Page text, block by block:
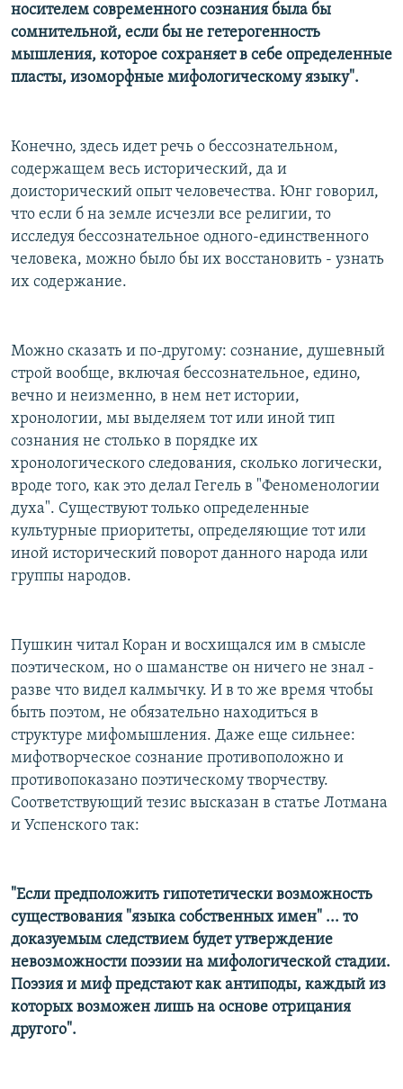
носителем современного сознания была бы
сомнительной, если бы не гетерогенность
мышления, которое сохраняет в себе определенные
пласты, изоморфные мифологическому языку".
Конечно, здесь идет речь о бессознательном,
содержащем весь исторический, да и
доисторический опыт человечества. Юнг говорил,
что если б на земле исчезли все религии, то
исследуя бессознательное одного-единственного
человека, можно было бы их восстановить - узнать
их содержание.
Можно сказать и по-другому: сознание, душевный
строй вообще, включая бессознательное, едино,
вечно и неизменно, в нем нет истории,
хронологии, мы выделяем тот или иной тип
сознания не столько в порядке их
хронологического следования, сколько логически,
вроде того, как это делал Гегель в "Феноменологии
духа". Существуют только определенные
культурные приоритеты, определяющие тот или
иной исторический поворот данного народа или
группы народов.
Пушкин читал Коран и восхищался им в смысле
поэтическом, но о шаманстве он ничего не знал -
разве что видел калмычку. И в то же время чтобы
быть поэтом, не обязательно находиться в
структуре мифомышления. Даже еще сильнее:
мифотворческое сознание противоположно и
противопоказано поэтическому творчеству.
Соответствующий тезис высказан в статье Лотмана
и Успенского так:
"Если предположить гипотетически возможность
существования "языка собственных имен" ... то
доказуемым следствием будет утверждение
невозможности поэзии на мифологической стадии.
Поэзия и миф предстают как антиподы, каждый из
которых возможен лишь на основе отрицания
другого".